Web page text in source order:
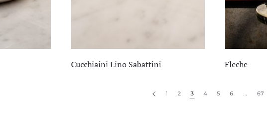
Cucchiaini Lino Sabattini Fleche
1 2 3 4 5 6 … 67